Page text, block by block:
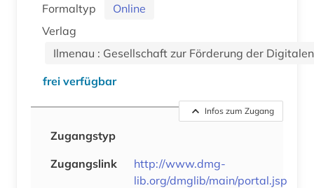
Formaltyp
Online
Verlag
Ilmenau : Gesellschaft zur Förderung der
frei verfügbar
Infos zum Zugang
Zugangstyp
Zugangslink
http://www.dmg-
lib.org/dmglib/main/portal.jsp